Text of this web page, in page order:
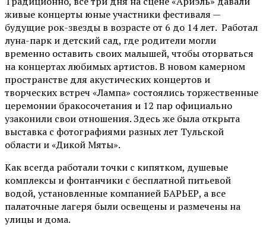
живые концерты юные участники фестиваля —
будущие рок-звезды в возрасте от 6 до 14 лет. Работал
луна-парк и детский сад, где родители могли
временно оставить своих малышей, чтобы оторваться
на концертах любимых артистов. В новом камерном
пространстве для акустических концертов и
творческих встреч «Лампа» состоялись торжественные
церемонии бракосочетания и 12 пар официально
узаконили свои отношения. Здесь же была открыта
выставка с фотографиями разных лет Тульской
области и «Дикой Мяты».
Как всегда работали точки с кипятком, душевые
комплексы и фонтанчики с бесплатной питьевой
водой, установленные компанией БАРЬЕР, а все
палаточные лагеря были освещены и размечены на
улицы и дома.